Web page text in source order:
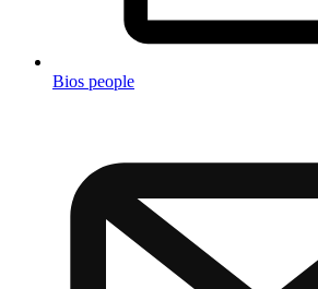
Bios people